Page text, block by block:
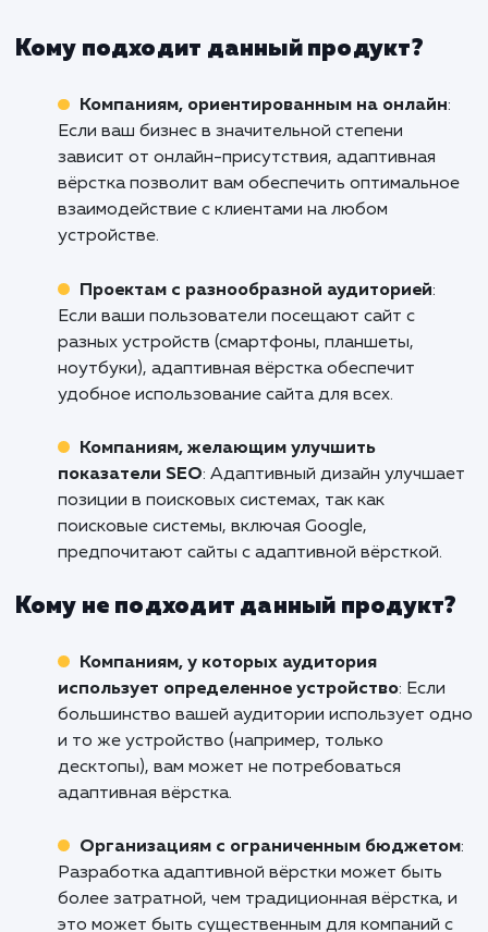
профессиональный облик в
посетителей.
онлайн-присутствие и
эффективность своего сайта в
Начните сегодня разработку
вёрстки с нашим профессиональным
потребности и начать путь к более
Кому подходит данный продукт?
Если ваш бизнес в значительной степени
зависит от онлайн-присутствия, адаптивная
вёрстка позволит вам обеспечить
взаимодействие с клиентами на любом
устройстве.
Если ваши пользователи посещают сайт с
разных устройств (смартфоны, планшеты,
ноутбуки), адаптивная вёрстка обеспечит